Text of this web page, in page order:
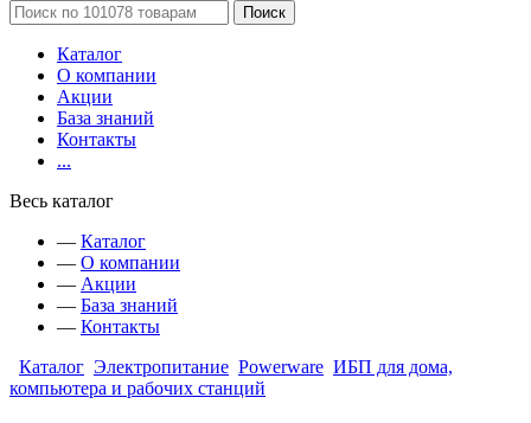
Поиск
Каталог
О компании
Акции
База знаний
Контакты
...
Весь каталог
— Каталог
— О компании
— Акции
— База знаний
— Контакты
Каталог Электропитание Powerware ИБП для дома,
компьютера и рабочих станций